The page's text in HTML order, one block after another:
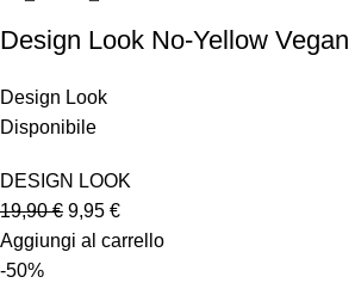
Design Look No-Yellow
Design Look
Disponibile
DESIGN LOOK
19,90€ 9,95 €
Aggiungi al carrello
-50%